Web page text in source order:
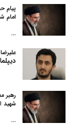
پیام
امام
…
رهبر
شهید
…